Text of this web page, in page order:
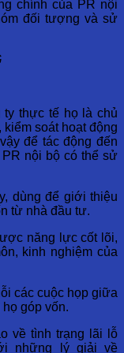
chính của PR nội
đối tượng và sử
ty thực tế họ là chủ
soát hoạt động
để tác động đến
nội bộ có thể sử
dùng để giới thiệu
từ nhà đầu tư.
năng lực cốt lõi,
kinh nghiệm của
các cuộc họp giữa
góp vốn.
về tình trạng lãi lỗ
những lý giải về